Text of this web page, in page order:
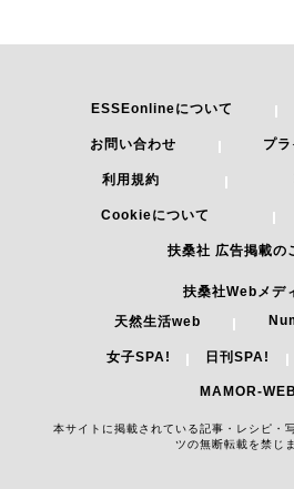
ESSEonlineについて
お問い合わせ プ
利用規約
Cookieについて
扶桑社 広告掲載の